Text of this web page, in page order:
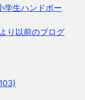
学生ハンドボー
より以前のブログ